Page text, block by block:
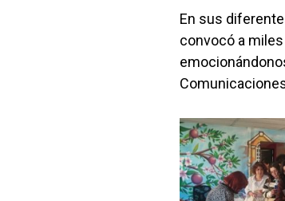
En sus
convocó a
Zoom